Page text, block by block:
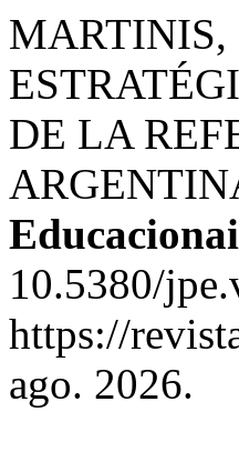
MARTINIS,
DE LA
10.5380/
https://
ago. 2026.